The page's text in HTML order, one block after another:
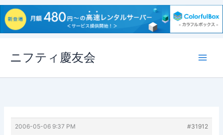
ス
ニフティ慶友会
2006-05-06 9:37 PM
#31912